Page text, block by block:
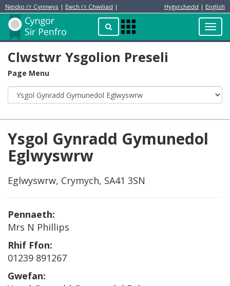
Neidio i'r Cynnwys | Ewch i'r Chwiliad | Hygyrchedd | English
ChwilioApps
Menu
Preswylydd
Clwstwr Ysgolion Preseli
Page Menu
Ysgol Gynradd Gymunedol
Eglwyswrw
Eglwyswrw, Crymych, SA41 3SN
Pennaeth:
Mrs N Phillips
Rhif Ffon:
01239 891267
Gwefan: